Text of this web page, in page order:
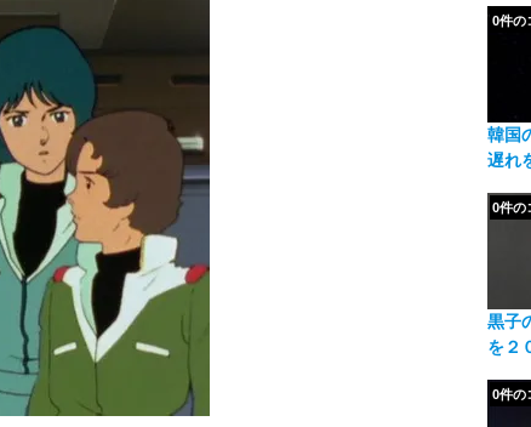
韓国
遅れ
0件の
黒子
を２
0件の
0件の